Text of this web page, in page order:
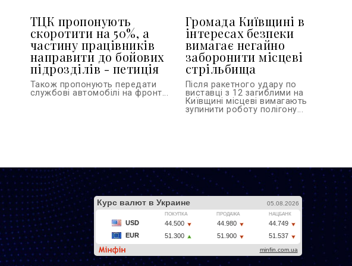
ТЦК пропонують
скоротити на 50%, а
частину працівників
направити до бойових
підрозділів - петиція
Також пропонують передати
службові автомобілі на фронт...
Громада Київщині в
інтересах безпеки
вимагає негайно
заборонити місцеві
стрільбища
Після ракетного удару по
виставці з 12 загиблими на
Київщині місцеві вимагають
зупинити роботу полігону...